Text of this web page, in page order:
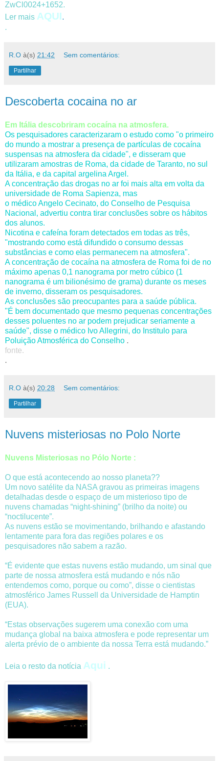
ZwCl0024+1652.
Ler mais AQUI.
.
R.O à(s) 21:42 Sem comentários:
Partilhar
Descoberta cocaina no ar
Em Itália descobriram cocaína na atmosfera.
Os pesquisadores caracterizaram o estudo como "o primeiro
do mundo a mostrar a presença de partículas de cocaína
suspensas na atmosfera da cidade", e disseram que
utilizaram amostras de Roma, da cidade de Taranto, no sul
da Itália, e da capital argelina Argel.
A concentração das drogas no ar foi mais alta em volta da
universidade de Roma Sapienza, mas
o médico Angelo Cecinato, do Conselho de Pesquisa
Nacional, advertiu contra tirar conclusões sobre os hábitos
dos alunos.
Nicotina e cafeína foram detectados em todas as três,
"mostrando como está difundido o consumo dessas
substâncias e como elas permanecem na atmosfera".
A concentração de cocaína na atmosfera de Roma foi de no
máximo apenas 0,1 nanograma por metro cúbico (1
nanograma é um bilionésimo de grama) durante os meses
de inverno, disseram os pesquisadores.
As conclusões são preocupantes para a saúde pública.
"É bem documentado que mesmo pequenas concentrações
desses poluentes no ar podem prejudicar seriamente a
saúde", disse o médico Ivo Allegrini, do Institulo para
Poluição Atmosférica do Conselho .
fonte.
.
R.O à(s) 20:28 Sem comentários:
Partilhar
Nuvens misteriosas no Polo Norte
Nuvens Misteriosas no Pólo Norte :
O que está acontecendo ao nosso planeta??
Um novo satélite da NASA gravou as primeiras imagens
detalhadas desde o espaço de um misterioso tipo de
nuvens chamadas “night-shining” (brilho da noite) ou
“noctilucente”.
As nuvens estão se movimentando, brilhando e afastando
lentamente para fora das regiões polares e os
pesquisadores não sabem a razão.
“É evidente que estas nuvens estão mudando, um sinal que
parte de nossa atmosfera está mudando e nós não
entendemos como, porque ou como”, disse o cientistas
atmosférico James Russell da Universidade de Hamptin
(EUA).
“Estas observações sugerem uma conexão com uma
mudança global na baixa atmosfera e pode representar um
alerta prévio de o ambiente da nossa Terra está mudando.”
Leia o resto da notícia Aqui .